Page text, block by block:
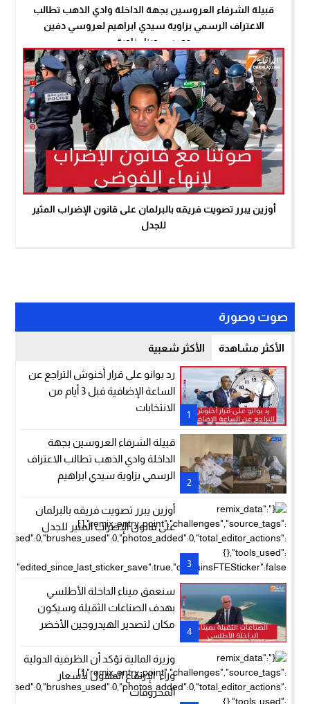
قبيلة الشرفاء العروسين بجهة الداخلة وادي الذهب تطالب
الاعتراف الرسمي بزاوية سيدي ابراهيم لعروسي دفين
دومس وبناء زاوية
أوزين يبرر تصويت فريقه بالبرلمان على قانون الإضراب المثير
للجدل
صوت وصورة
الأكثر مشاهدة الأكثر شعبية
1
رد بوانو على قرار أخنوش التراجع عن
الساعة الإضافية قبل 3 أيام من
الانتخابات
2
قبيلة الشرفاء العروسين بجهة
الداخلة وادي الذهب تطالب الاعتراف
الرسمي بزاوية سيدي ابراهيم
3
أوزين يبرر تصويت فريقه بالبرلمان
على قانون الإضراب المثير للجدل
4
سنعمق ميناء الداخلة الأطلسي
بهدف الصناعات الثقيلة وسيكون
مكان لتصدير الهيدروجين الأخضر
وزيرة المالية تؤكد أن الظرفية الدولية
وراء الإرتفاع المهول لأسعار
المحروقات